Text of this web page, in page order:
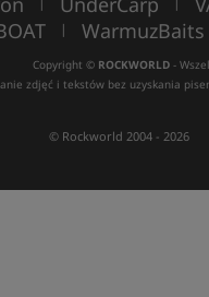
| WarmuzBaits
Copyright © ROCKWORLD -
zdjęć i tekstów bez uzyskania
© Rockworld 2004 - 2026